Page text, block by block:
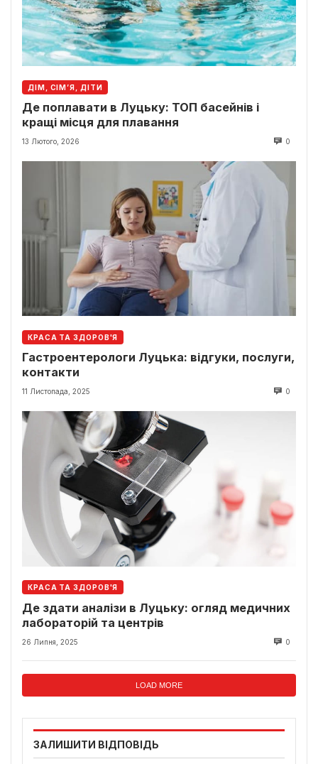
ДІМ, СІМ’Я, ДІТИ
Де поплавати в Луцьку: ТОП басейнів і
кращі місця для плавання
13 Лютого, 2026 0
КРАСА ТА ЗДОРОВ'Я
Гастроентерологи Луцька: відгуки, послуги,
контакти
11 Листопада, 2025 0
КРАСА ТА ЗДОРОВ'Я
Де здати аналізи в Луцьку: огляд медичних
лабораторій та центрів
26 Липня, 2025 0
LOAD MORE
ЗАЛИШИТИ ВІДПОВІДЬ